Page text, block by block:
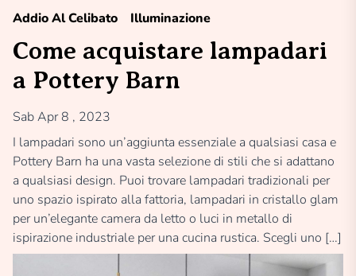
Addio Al Celibato Illuminazione
Come acquistare lampadari
a Pottery Barn
Sab Apr 8 , 2023
I lampadari sono un’aggiunta essenziale a qualsiasi casa e
Pottery Barn ha una vasta selezione di stili che si adattano
a qualsiasi design. Puoi trovare lampadari tradizionali per
uno spazio ispirato alla fattoria, lampadari in cristallo glam
per un’elegante camera da letto o luci in metallo di
ispirazione industriale per una cucina rustica. Scegli uno […]